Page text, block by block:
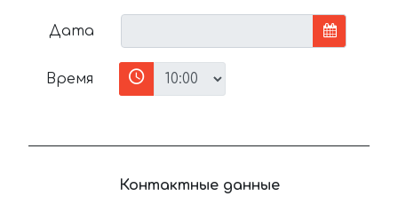
Дата
Время
Контактные данные